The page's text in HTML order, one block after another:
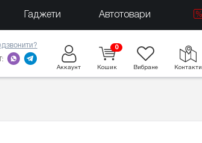
Гаджети Автотовари
Аккаунт
0
Кошик Вибране Контакти